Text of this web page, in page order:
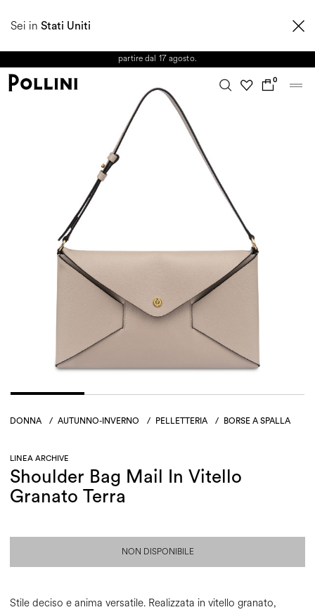
Sei in Stati Uniti
AUTUNNO/INVERNO 2026. Dall'8 al 16 agosto il Servizio Clienti non sarà
partire dal 17 agosto.
0
DONNA / AUTUNNO-INVERNO / PELLETTERIA / BORSE A SPALLA
LINEA ARCHIVE
Shoulder Bag Mail In Vitello
Granato Terra
NON DISPONIBILE
Stile deciso e anima versatile. Realizzata in vitello granato,